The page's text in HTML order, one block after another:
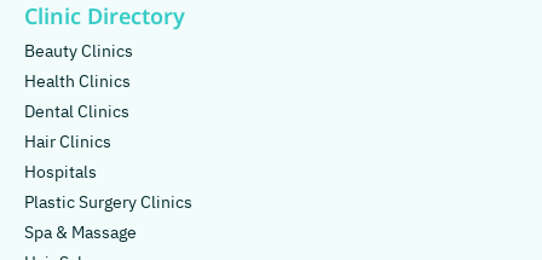
Clinic Directory
Beauty Clinics
Health Clinics
Dental Clinics
Hair Clinics
Hospitals
Plastic Surgery Clinics
Spa & Massage